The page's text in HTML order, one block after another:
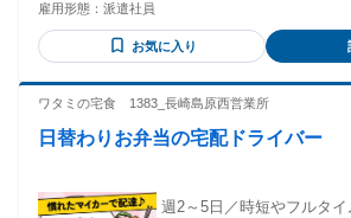
雇用形態： 派遣社員
お気に入り
ワタミの宅食 1383_長崎島原西営業所
日替わりお弁当の宅配ドライバー
週2～5日／時短やフルタ